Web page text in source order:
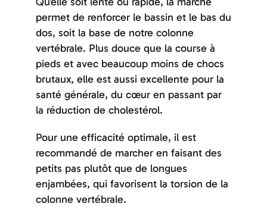
permet de renforcer le bassin et le bas du
dos, soit la base de notre colonne
vertébrale. Plus douce que la course à
pieds et avec beaucoup moins de chocs
brutaux, elle est aussi excellente pour la
santé générale, du cœur en passant par
la réduction de cholestérol.
Pour une efficacité optimale, il est
recommandé de marcher en faisant des
petits pas plutôt que de longues
enjambées, qui favorisent la torsion de la
colonne vertébrale.